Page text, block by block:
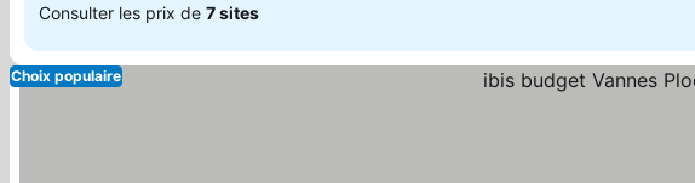
Consulter les prix de 7 sites
Choix populaire